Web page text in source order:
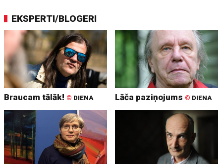
EKSPERTI/BLOGERI
Braucam tālāk! © DIENA Lāča paziņojums © DIENA